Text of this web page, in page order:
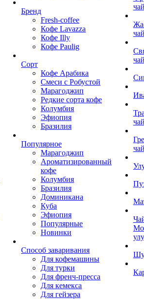
Бренд
Fresh-coffee
Кофе Lavazza
Кофе Illy
Кофе Paulig
Сорт
Кофе Арабика
Смеси с Робустой
Марагоджип
Редкие сорта кофе
Колумбия
Эфиопия
Бразилия
Популярное
Марагоджип
Ароматизированный
кофе
Колумбия
Бразилия
Доминикана
Куба
Эфиопия
Популярные
Новинки
Способ заваривания
Для кофемашины
Для турки
Для френч-пресса
Для кемекса
Для гейзера
Шу